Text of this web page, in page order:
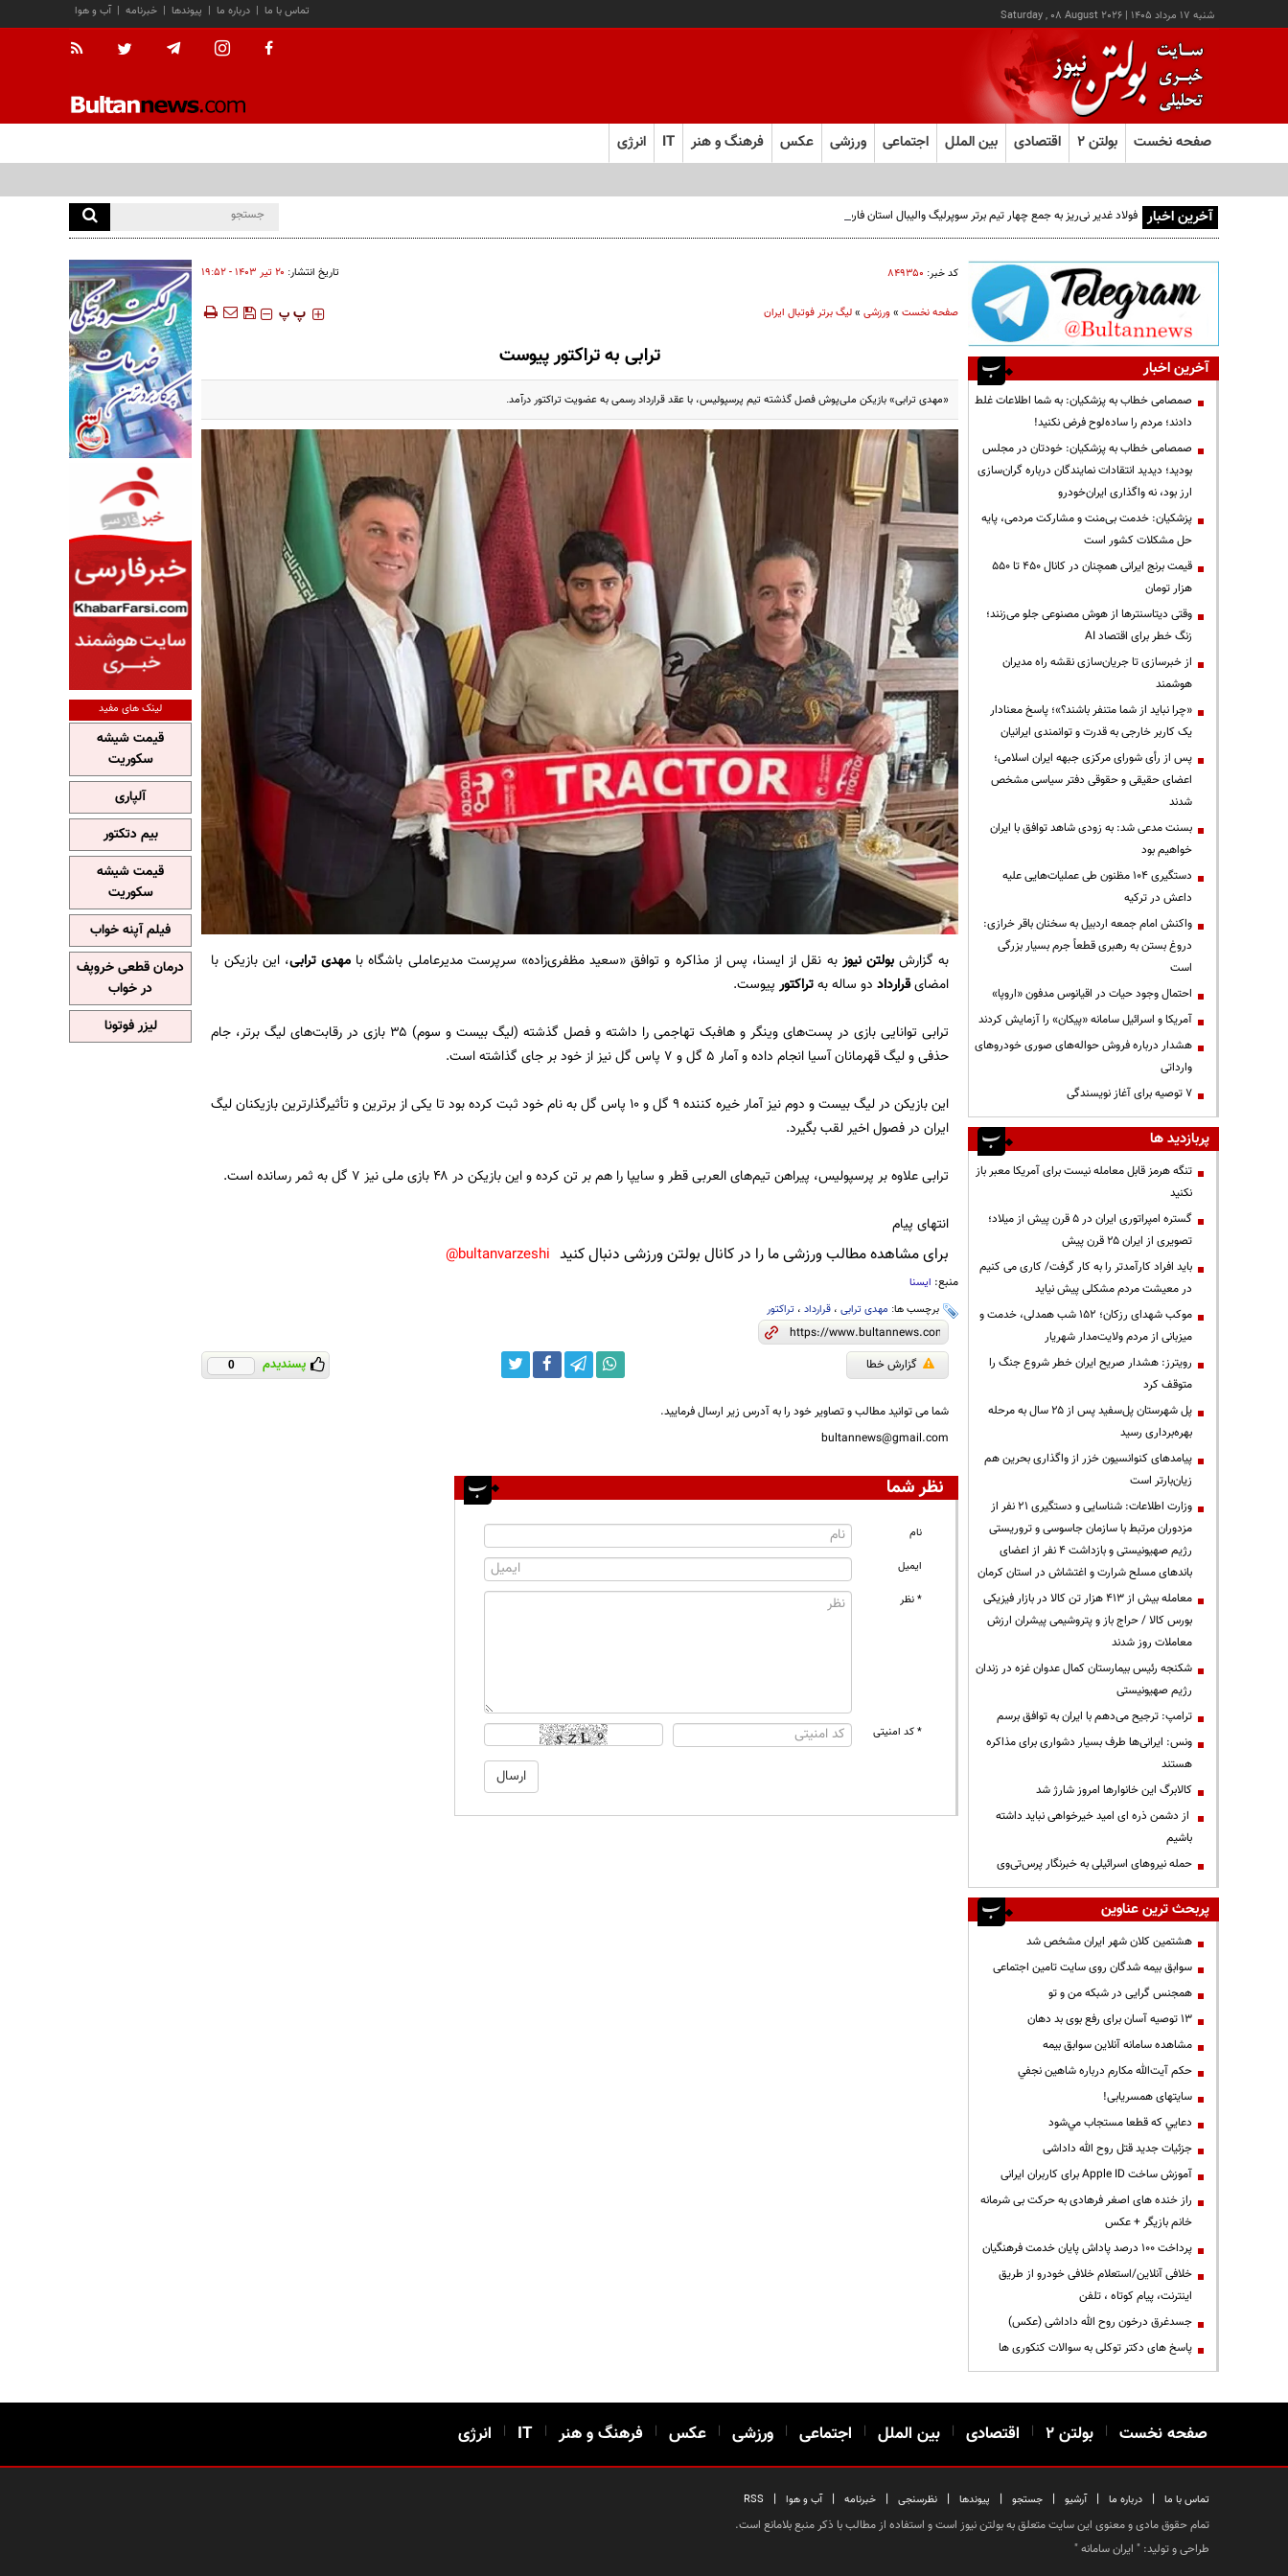
شنبه ۱۷ مرداد ۱۴۰۵ |
Saturday , 08 August 2026 آب و هوا | خبرنامه | پیوندها | درباره ما | تماس با ما
صفحه نخست بولتن ۲ اقتصادی بین الملل اجتماعی ورزشی عکس فرهنگ و هنر IT انرژی
آخرین اخبار فولاد غدیر نی‌ریز به جمع چهار تیم برتر سوپرلیگ والیبال استان فارس صعود کرد
کد خبر: ۸۴۹۳۵۰ تاریخ انتشار: ۲۰ تير ۱۴۰۳ - ۱۹:۵۲
صفحه نخست»ورزشی»لیگ برتر فوتبال ایران ‍‍‍ پ پ
ترابی به تراکتور پیوست
«مهدی ترابی» بازیکن ملی‌پوش فصل گذشته تیم پرسپولیس، با عقد قرارداد رسمی به عضویت تراکتور درآمد.
به گزارش بولتن نیوز به نقل از ایسنا، پس از مذاکره و توافق «سعید مظفری‌زاده» سرپرست مدیرعاملی باشگاه با مهدی ترابی، این بازیکن با
امضایقرارداد دو ساله بهتراکتور پیوست.
ترابی توانایی بازی در پست‌های وینگر و هافبک تهاجمی را داشته و فصل گذشته (لیگ بیست و سوم) ۳۵ بازی در رقابت‌های لیگ برتر، جام
حذفی و لیگ قهرمانان آسیا انجام داده و آمار ۵ گل و ۷ پاس گل نیز از خود بر جای گذاشته است.
این بازیکن در لیگ بیست و دوم نیز آمار خیره کننده ۹ گل و ۱۰ پاس گل به نام خود ثبت کرده بود تا یکی از برترین و تأثیرگذارترین بازیکنان لیگ
ایران در فصول اخیر لقب بگیرد.
ترابی علاوه بر پرسپولیس، پیراهن تیم‌های العربی قطر و سایپا را هم بر تن کرده و این بازیکن در ۴۸ بازی ملی نیز ۷ گل به ثمر رسانده است.
انتهای پیام
برای مشاهده مطالب ورزشی ما را در کانال بولتن ورزشی دنبال کنید bultanvarzeshi@
منبع: ایسنا
برچسب ها: مهدی ترابی، قرارداد، تراکتور
گزارش خطا پسندیدم 0
شما می توانید مطالب و تصاویر خود را به آدرس زیر ارسال فرمایید.
bultannews@gmail.com
نظر شما
نام
ایمیل
* نظر
* کد امنیتی
آخرین اخبار
صمصامی خطاب به پزشکیان: به شما اطلاعات غلط
دادند؛ مردم را ساده‌لوح فرض نکنید!
صمصامی خطاب به پزشکیان: خودتان در مجلس
بودید؛ دیدید انتقادات نمایندگان درباره گران‌سازی
ارز بود، نه واگذاری ایران‌خودرو
پزشکیان: خدمت بی‌منت و مشارکت مردمی، پایه
حل مشکلات کشور است
قیمت‌ برنج ایرانی همچنان در کانال ۴۵۰ تا ۵۵۰
هزار تومان
وقتی دیتاسنترها از هوش مصنوعی جلو می‌زنند؛
زنگ خطر برای اقتصاد AI
از خبرسازی تا جریان‌سازی نقشه راه مدیران
هوشمند
«چرا نباید از شما متنفر باشند؟»؛ پاسخ معنادار
یک کاربر خارجی به قدرت و توانمندی ایرانیان
پس از رأی شورای مرکزی جبهه ایران اسلامی؛
اعضای حقیقی و حقوقی دفتر سیاسی مشخص
شدند
بسنت مدعی شد: به زودی شاهد توافق با ایران
خواهیم بود
دستگیری ۱۰۴ مظنون طی عملیات‌هایی علیه
داعش در ترکیه
واکنش امام جمعه اردبیل به سخنان باقر خرازی:
دروغ بستن به رهبری قطعاً جرم بسیار بزرگی
است
احتمال وجود حیات در اقیانوس مدفون «اروپا»
آمریکا و اسرائیل سامانه «پیکان» را آزمایش کردند
هشدار درباره فروش حواله‌های صوری خودروهای
وارداتی
۷ توصیه برای آغاز نویسندگی
پربازدید ها
تنگه هرمز قابل معامله نیست برای آمریکا معبر باز
نکنید
گستره امپراتوری ایران در ۵ قرن پیش از میلاد؛
تصویری از ایران ۲۵ قرن پیش
باید افراد کارآمدتر را به کار گرفت/ کاری می کنیم
در معیشت مردم مشکلی پیش نیاید
موکب شهدای رزکان؛ ۱۵۲ شب همدلی، خدمت و
میزبانی از مردم ولایت‌مدار شهریار
رویترز: هشدار صریح ایران خطر شروع جنگ را
متوقف کرد
پل شهرستان پل‌سفید پس از ۲۵ سال به مرحله
بهره‌برداری رسید
پیامدهای کنوانسیون خزر از واگذاری بحرین هم
زیان‌بارتر است
وزارت اطلاعات: شناسایی و دستگیری ۲۱ نفر از
مزدوران مرتبط با سازمان جاسوسی و تروریستی
رژیم صهیونیستی و بازداشت ۴ نفر از اعضای
باندهای مسلح شرارت و اغتشاش در استان کرمان
معامله بیش از ۴۱۳ هزار تن کالا در بازار فیزیکی
بورس کالا / حراج باز و پتروشیمی پیشران ارزش
معاملات روز شدند
شکنجه رئیس بیمارستان کمال عدوان غزه در زندان
رژیم صهیونیستی
ترامپ: ترجیح می‌دهم با ایران به توافق برسم
ونس: ایرانی‌ها طرف بسیار دشواری برای مذاکره
هستند
کالابرگ این خانوارها امروز شارژ شد
از دشمن ذره ای امید خیرخواهی نباید داشته
باشیم
حمله نیروهای اسرائیلی به خبرنگار پرس‌تی‌وی
پربحث ترین عناوین
هشتمین کلان شهر ایران مشخص شد
سوابق بیمه شدگان روی سایت تامین اجتماعی
همجنس گرایی در شبکه من و تو
13 توصیه آسان برای رفع بوی بد دهان
مشاهده سامانه آنلاين سوابق بیمه
حكم آيت‌الله مكارم درباره شاهين نجفي
سایتهای همسریابی!
دعايي كه قطعا مستجاب مي‌شود
جزئیات جدید قتل روح الله داداشی
آموزش ساخت Apple ID برای کاربران ایرانی
راز خنده های اصغر فرهادی به حرکت بی شرمانه
خانم بازیگر + عکس
پرداخت ۱۰۰ درصد پاداش پایان خدمت فرهنگیان
خلافی آنلاین/استعلام خلافی خودرو از طریق
اینترنت، پیام کوتاه ، تلفن
جسدغرق درخون روح الله داداشی (عکس)
پاسخ های دکتر توکلی به سوالات کنکوری ها
لینک های مفید
قیمت شیشه
سکوریت
آلپاری
بیم دتکتور
قیمت شیشه
سکوریت
فیلم آپنه خواب
درمان قطعی خروپف
در خواب
لیزر فوتونا
صفحه نخست | بولتن ۲ | اقتصادی | بین الملل | اجتماعی | ورزشی | عکس | فرهنگ و هنر |
IT
| انرژی
تماس با ما | درباره ما | آرشیو | جستجو | پیوندها | نظرسنجی | خبرنامه | آب و هوا |
RSS
تمام حقوق مادی و معنوی این سایت متعلق به بولتن نیوز است و استفاده از مطالب با ذکر منبع بلامانع است.
طراحی و تولید: " ایران سامانه"